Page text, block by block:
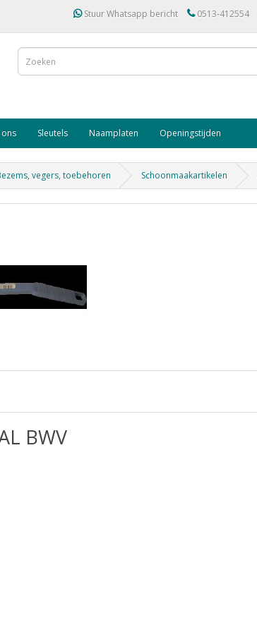
Stuur Whatsapp bericht 0513-412554
Sleutels Naamplaten Openingstijden
vegers, toebehoren Schoonmaakartikelen
BWV